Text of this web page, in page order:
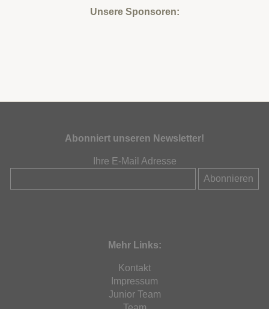
Unsere Sponsoren:
Abonniert unseren Newsletter!
Ihre E-Mail Adresse
Mehr Links:
Kontakt
Impressum
Junior Team